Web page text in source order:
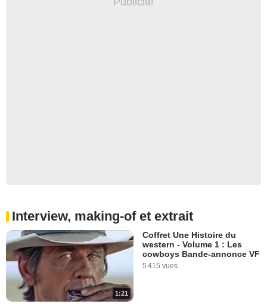
Interview, making-of et extrait
1:21
Coffret Une Histoire du
western - Volume 1 : Les
cowboys Bande-annonce VF
5 415 vues